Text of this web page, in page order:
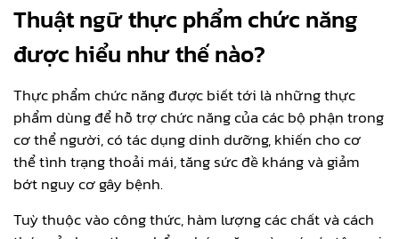
Thuật ngữ thực phẩm chức năng
được hiểu như thế nào?
Thực phẩm chức năng được biết tới là những thực
phẩm dùng để hỗ trợ chức năng của các bộ phận trong
cơ thể người, có tác dụng dinh dưỡng, khiến cho cơ
thể tình trạng thoải mái, tăng sức đề kháng và giảm
bớt nguy cơ gây bệnh.
Tuỳ thuộc vào công thức, hàm lượng các chất và cách